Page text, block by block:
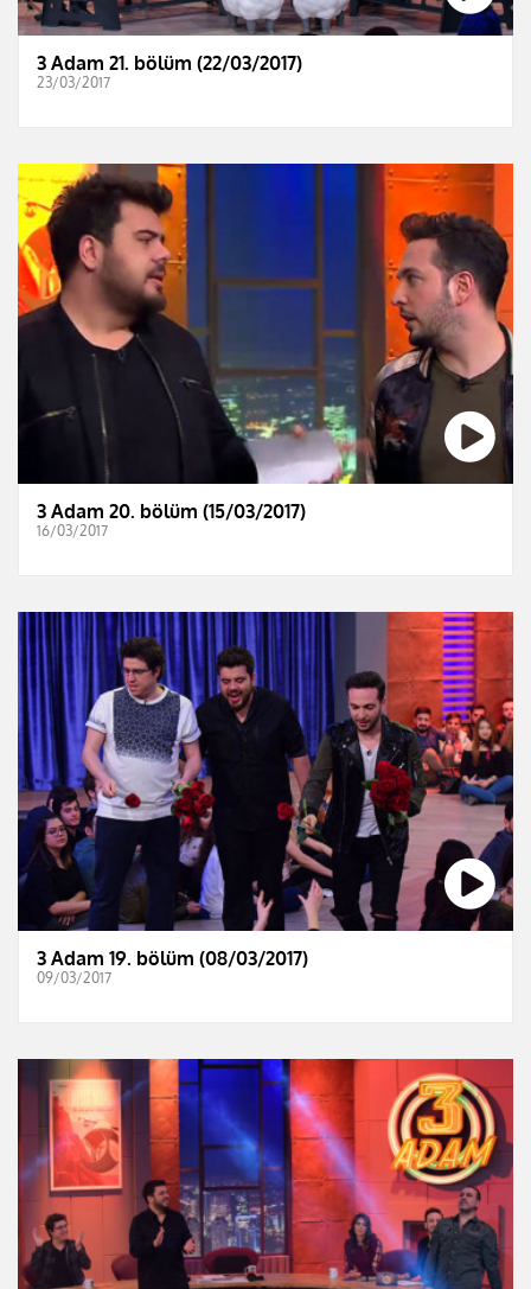
3 Adam 21. bölüm (22/03/2017)
23/03/2017
3 Adam 20. bölüm (15/03/2017)
16/03/2017
3 Adam 19. bölüm (08/03/2017)
09/03/2017